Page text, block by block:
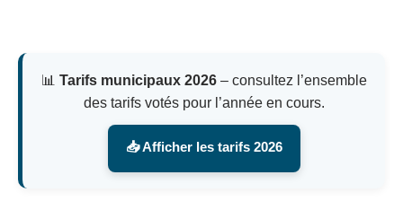
📊 Tarifs municipaux 2026– consultez l’ensemble
des tarifs votés pour l’année en cours.
📥 Afficher les tarifs 2026